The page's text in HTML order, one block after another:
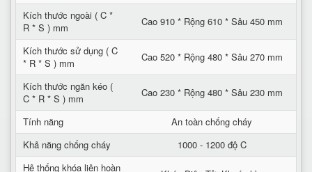
Kích thước ngoài ( C *
R * S ) mm
Cao 910 * Rộng 610 * Sâu 450 mm
Kích thước sử dụng ( C
* R * S ) mm
Cao 520 * Rộng 480 * Sâu 270 mm
Kích thước ngăn kéo (
C * R * S ) mm
Cao 230 * Rộng 480 * Sâu 230 mm
Tính năng
An toàn chống cháy
Khả năng chống cháy
1000 - 1200 độ C
Hệ thống khóa liên hoàn